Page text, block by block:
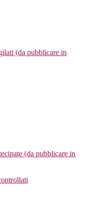
(da pubblicare in
(da pubblicare in